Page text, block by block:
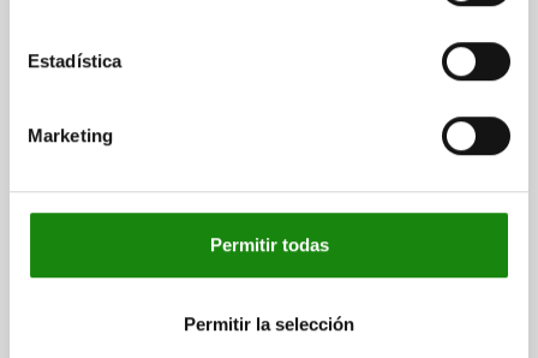
Estadística
Marketing
Permitir todas
Permitir la selección
PERNO DE BLOQUEO, VERSIÓN CORTA TA.9